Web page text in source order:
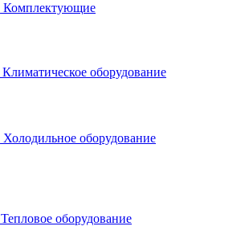
Комплектующие
Климатическое оборудование
Холодильное оборудование
Тепловое оборудование